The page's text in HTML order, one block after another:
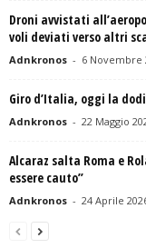
Droni avvistati
voli deviati verso altri
Adnkronos - 6 Novembre
Giro d’Italia, oggi la
Adnkronos - 22 Maggio
Alcaraz salta Roma e
essere cauto”
Adnkronos - 24 Aprile